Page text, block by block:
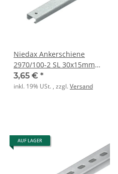
Niedax Ankerschiene
2970/100-2 SL 30x15mm
SW16mm L: 100mm
3,65 € *
inkl. 19% USt. , zzgl.Versand
AUF LAGER